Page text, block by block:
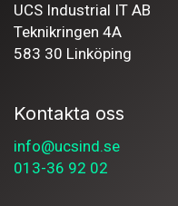
UCS Industrial IT AB
Teknikringen 4A
583 30 Linköping
Kontakta oss
info@ucsind.se
013-36 92 02